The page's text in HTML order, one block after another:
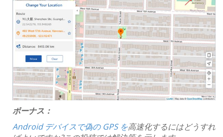
ボーナス：
Android デバイスで偽の GPS を高速化するにはどうすれ